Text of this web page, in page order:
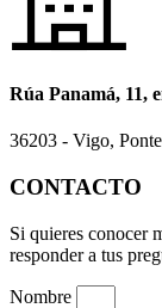
Rúa Panamá, 11,
36203 - Vigo,
CONTACTO
Si quieres conocer
responder a tus
Nombre